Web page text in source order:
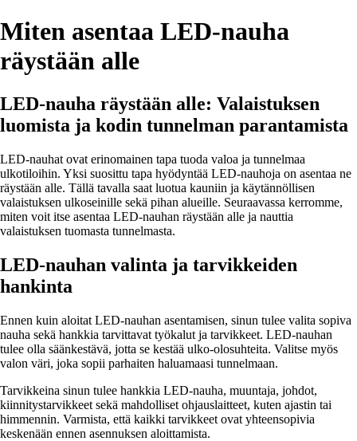
Miten asentaa LED-nauha
räystään alle
LED-nauha räystään alle: Valaistuksen
luomista ja kodin tunnelman parantamista
LED-nauhat ovat erinomainen tapa tuoda valoa ja tunnelmaa
ulkotiloihin. Yksi suosittu tapa hyödyntää LED-nauhoja on asentaa ne
räystään alle. Tällä tavalla saat luotua kauniin ja käytännöllisen
valaistuksen ulkoseinille sekä pihan alueille. Seuraavassa kerromme,
miten voit itse asentaa LED-nauhan räystään alle ja nauttia
valaistuksen tuomasta tunnelmasta.
LED-nauhan valinta ja tarvikkeiden
hankinta
Ennen kuin aloitat LED-nauhan asentamisen, sinun tulee valita sopiva
nauha sekä hankkia tarvittavat työkalut ja tarvikkeet. LED-nauhan
tulee olla säänkestävä, jotta se kestää ulko-olosuhteita. Valitse myös
valon väri, joka sopii parhaiten haluamaasi tunnelmaan.
Tarvikkeina sinun tulee hankkia LED-nauha, muuntaja, johdot,
kiinnitystarvikkeet sekä mahdolliset ohjauslaitteet, kuten ajastin tai
himmennin. Varmista, että kaikki tarvikkeet ovat yhteensopivia
keskenään ennen asennuksen aloittamista.